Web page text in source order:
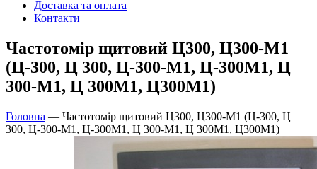
Доставка та оплата
Контакти
Частотомір щитовий Ц300, Ц300-М1
(Ц-300, Ц 300, Ц-300-М1, Ц-300М1, Ц
300-М1, Ц 300М1, Ц300М1)
Головна — Частотомір щитовий Ц300, Ц300-М1 (Ц-300, Ц
300, Ц-300-М1, Ц-300М1, Ц 300-М1, Ц 300М1, Ц300М1)